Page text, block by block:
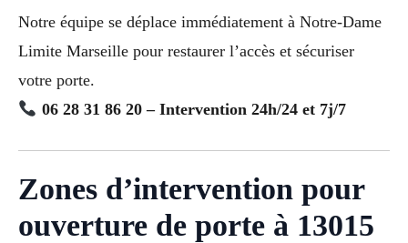
Notre équipe se déplace immédiatement à Notre-Dame
Limite Marseille pour restaurer l’accès et sécuriser
votre porte.
06 28 31 86 20 – Intervention 24h/24 et 7j/7
Zones d’intervention pour
ouverture de porte à 13015